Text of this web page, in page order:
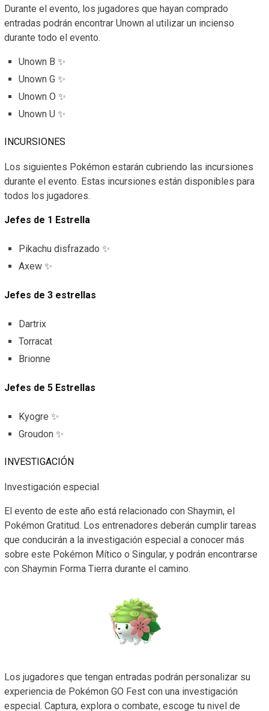
Durante el evento, los jugadores que hayan comprado
entradas podrán encontrar Unown al utilizar un incienso
durante todo el evento.
Unown B ✨
Unown G ✨
Unown O ✨
Unown U ✨
INCURSIONES
Los siguientes Pokémon estarán cubriendo las incursiones
durante el evento. Estas incursiones están disponibles para
todos los jugadores.
Jefes de 1 Estrella
Pikachu disfrazado ✨
Axew ✨
Jefes de 3 estrellas
Dartrix
Torracat
Brionne
Jefes de 5 Estrellas
Kyogre ✨
Groudon ✨
INVESTIGACIÓN
Investigación especial
El evento de este año está relacionado con Shaymin, el
Pokémon Gratitud. Los entrenadores deberán cumplir tareas
que conducirán a la investigación especial a conocer más
sobre este Pokémon Mítico o Singular, y podrán encontrarse
con Shaymin Forma Tierra durante el camino.
Los jugadores que tengan entradas podrán personalizar su
experiencia de Pokémon GO Fest con una investigación
especial. Captura, explora o combate, escoge tu nivel de